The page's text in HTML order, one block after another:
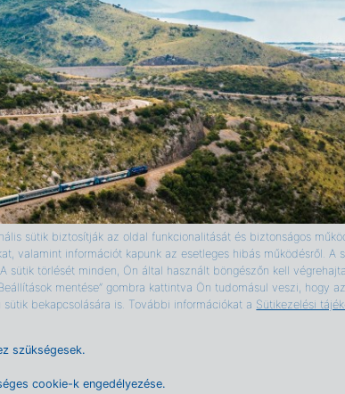
sütik biztosítják az oldal funkcionalitását és biztonságos
valamint információt kapunk az esetleges hibás működésről.
sütik törlését minden, Ön által használt böngészőn kell
mentése” gombra kattintva Ön tudomásul veszi, hogy
bekapcsolására is. További információkat a Sütikezelési
szükségesek.
cookie-k engedélyezése.